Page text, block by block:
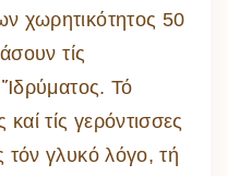
χωρητικότητος 50
τίς
Ἵδρύματος. Τό
τίς γερόντισσες
γλυκό λόγο, τή